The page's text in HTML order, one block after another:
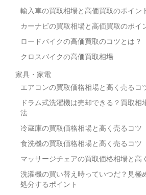
輸入車の買取相場と高価買取のポイン
カーナビの買取相場と高価買取のポイ
ロードバイクの高価買取のコツとは？
クロスバイクの高価買取相場
家具・家電
エアコンの買取価格相場と高く売るコ
ドラム式洗濯機は売却できる？買取相
法
冷蔵庫の買取価格相場と高く売るコツ
食洗機の買取価格相場と高く売るコツ
マッサージチェアの買取価格相場と高
洗濯機の買い替え時っていつだ？見極
処分するポイント